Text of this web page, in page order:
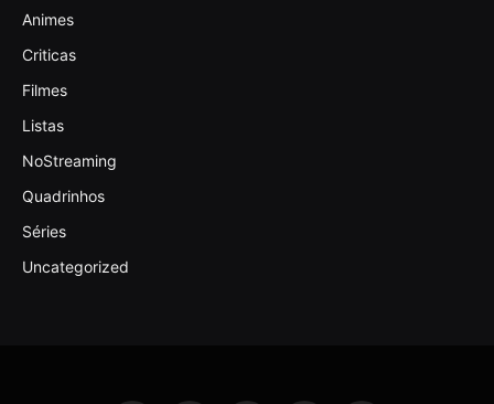
Animes
Criticas
Filmes
Listas
NoStreaming
Quadrinhos
Séries
Uncategorized